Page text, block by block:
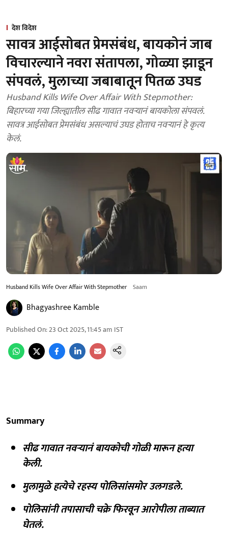
देश विदेश
सावत्र आईसोबत प्रेमसंबंध, बायकोनं जाब
विचारल्याने नवरा संतापला, गोळ्या झाडून
संपवलं, मुलाच्या जबाबातून पितळ उघड
Husband Kills Wife Over Affair With Stepmother:
बिहारच्या गया जिल्ह्यातील सीढ गावात नवऱ्यानं बायकोला संपवलं.
सावत्र आईसोबत प्रेमसंबंध असल्याचं उघड होताच नवऱ्यानं हे कृत्य
केलं.
Husband Kills Wife Over Affair With Stepmother Saam
Bhagyashree Kamble
Published On:23 Oct 2025, 11:45 am IST
Summary
सीढ गावात नवऱ्यानं बायकोची गोळी मारून हत्या
केली.
मुलामुळे हत्येचे रहस्य पोलिसांसमोर उलगडले.
पोलिसांनी तपासाची चक्रे फिरवून आरोपीला ताब्यात
घेतलं.